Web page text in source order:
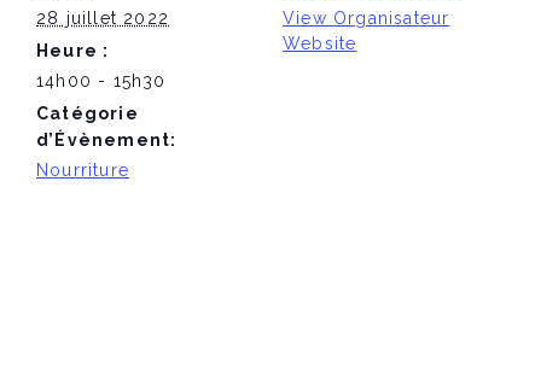
28 juillet 2022
Heure :
14h00 - 15h30
Catégorie
d’Évènement:
Nourriture
View Organisateur
Website